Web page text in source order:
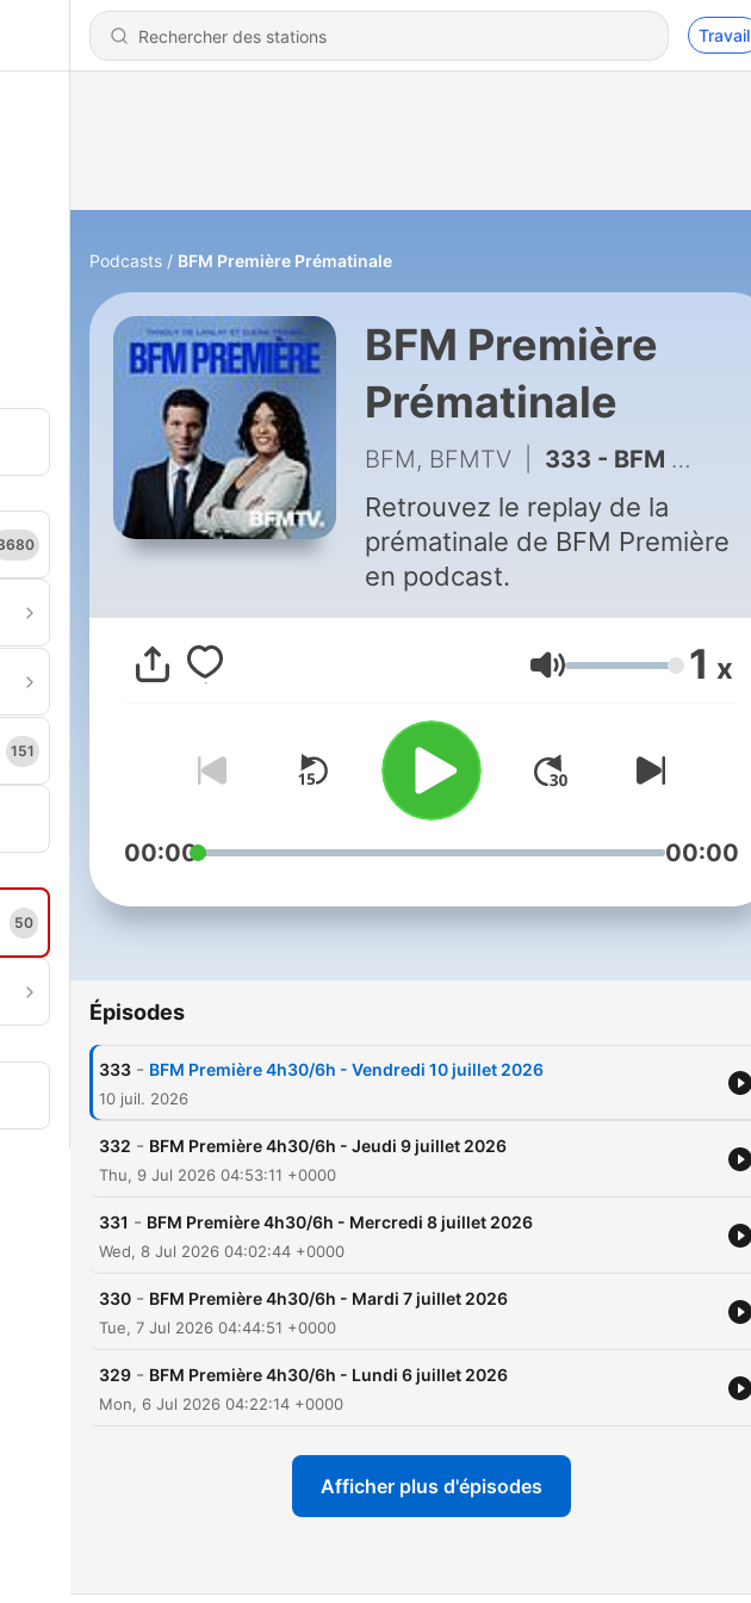
Travail
151
50
Podcasts BFM Première Prématinale
BFM Première
Prématinale
BFM, BFMTV 333 - BFM Première 4h30/6h - Vendredi 10 juillet 2026
Retrouvez le replay de la
prématinale de BFM Première
en podcast.
Volume 1 x
00:00 00:00
Épisodes
333 - BFM Première 4h30/6h - Vendredi 10 juillet 2026
10 juil. 2026
332 - BFM Première 4h30/6h - Jeudi 9 juillet 2026
Thu, 9 Jul 2026 04:53:11 +0000
331 - BFM Première 4h30/6h - Mercredi 8 juillet 2026
Wed, 8 Jul 2026 04:02:44 +0000
330 - BFM Première 4h30/6h - Mardi 7 juillet 2026
Tue, 7 Jul 2026 04:44:51 +0000
329 - BFM Première 4h30/6h - Lundi 6 juillet 2026
Mon, 6 Jul 2026 04:22:14 +0000
Afficher plus d'épisodes